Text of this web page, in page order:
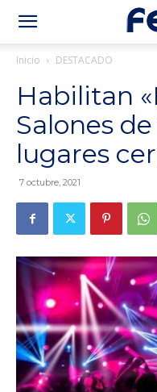
Inicio DESTACADO
Habilitan
Salones
lugares
7 octubre, 2021